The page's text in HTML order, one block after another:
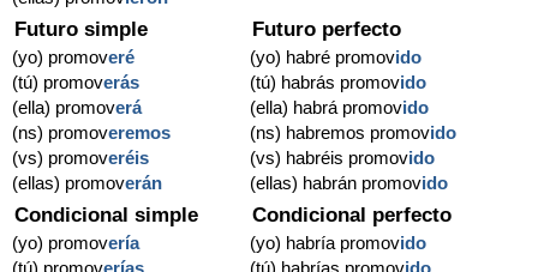
Futuro simple
(yo) promoveré
(tú) promoverás
(ella) promoverá
(ns) promoveremos
(vs) promoveréis
(ellas) promoverán
Futuro perfecto
(yo) habré promovido
(tú) habrás promovido
(ella) habrá promovido
(ns) habremos promovido
(vs) habréis promovido
(ellas) habrán promovido
Condicional simple
(yo) promovería
(tú) promoverías
Condicional perfecto
(yo) habría promovido
(tú) habrías promovido